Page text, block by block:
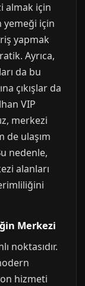
almak için
için
yapmak
Ayrıca,
da bu
çıkışlar da
VIP
merkezi
de ulaşım
nedenle,
alanları
Merkezi
noktasıdır.
hizmeti